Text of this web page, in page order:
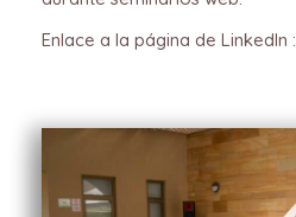
Enlace a la página de LinkedIn :